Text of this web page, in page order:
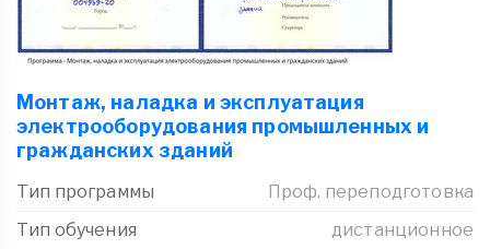
Монтаж, наладка и эксплуатация
электрооборудования промышленных и
гражданских зданий
Тип программы
Проф. переподготовка
Тип обучения
дистанционное